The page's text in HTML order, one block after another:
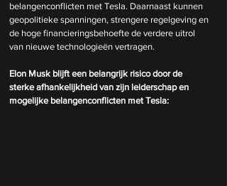
belangenconflicten met Tesla. Daarnaast kunnen
geopolitieke spanningen, strengere regelgeving en
de hoge financieringsbehoefte de verdere uitrol
van nieuwe technologieën vertragen.
Elon Musk blijft een belangrijk risico door de
sterke afhankelijkheid van zijn leiderschap en
mogelijke belangenconflicten met Tesla: